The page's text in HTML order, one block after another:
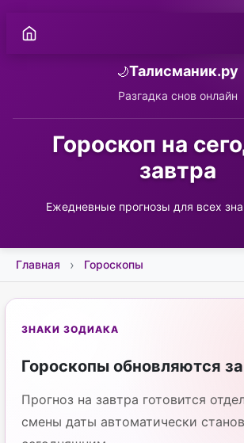
🌙Талисманик.ру
Разгадка снов онлайн
Гороскоп на
завтра
Ежедневные прогнозы для всех
Главная Гороскопы
ЗНАКИ ЗОДИАКА
Гороскопы обновляются
Прогноз на завтра готовится
смены даты автоматически